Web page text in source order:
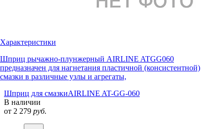
Характеристики
Шприц рычажно-плунжерный AIRLINE ATGG060
предназначен для нагнетания пластичной (консистентной)
смазки в различные узлы и агрегаты,
Шприц для смазкиAIRLINE AT-GG-060
В наличии
от 2 279 руб.